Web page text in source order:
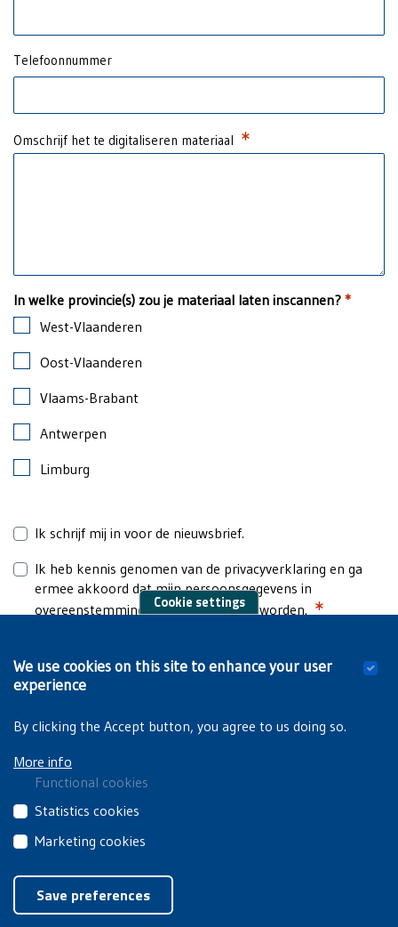
Telefoonnummer
Omschrijf het te digitaliseren materiaal
In welke provincie(s) zou je materiaal laten inscannen? *
West-Vlaanderen
Oost-Vlaanderen
Vlaams-Brabant
Antwerpen
Limburg
Ik schrijf mij in voor de nieuwsbrief.
Ik heb kennis genomen van de privacyverklaring en ga
ermee akkoord dat mijn persoonsgegevens in
overeenstemming hiermee verwerkt worden.
Privacyverklaring
Cookie settings
We use cookies on this site to enhance your user
experience
By clicking the Accept button, you agree to us doing so.
More info
Functional cookies
These
are
you
Statistics cookies
These
party
cookies
collect
Marketing cookies
third
party
Save preferences